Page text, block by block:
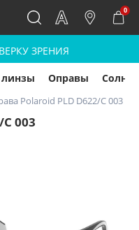
0
ЗРЕНИЯ
линзы Оправы
Polaroid PLD D622/C 003
003